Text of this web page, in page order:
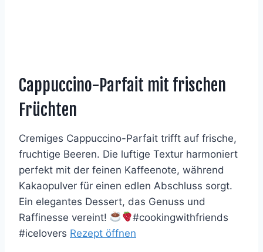
Cappuccino-Parfait mit frischen
Früchten
Cremiges Cappuccino-Parfait trifft auf frische,
fruchtige Beeren. Die luftige Textur harmoniert
perfekt mit der feinen Kaffeenote, während
Kakaopulver für einen edlen Abschluss sorgt.
Ein elegantes Dessert, das Genuss und
Raffinesse vereint!
#cookingwithfriends
#icelovers Rezept öffnen